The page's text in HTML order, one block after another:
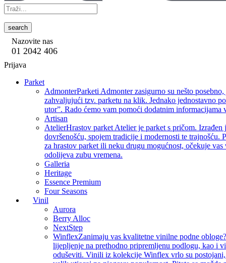
search
Nazovite nas
01 2042 406
Prijava
Parket
AdmonterParketi Admonter zasigurno su nešto
zahvaljujući tzv. parketu na klik. Jednako jednostavno
utor”. Rado ćemo vam pomoći dodatnim informacijama
Artisan
AtelierHrastov parket Atelier je parket s pričom.
dovršenošću, spojem tradicije i modernosti te
za hrastov parket ili neku drugu mogućnost, očekuje
odolijeva zubu vremena.
Galleria
Heritage
Essence Premium
Four Seasons
Vinil
Aurora
Berry Alloc
NextStep
WinflexZanimaju vas kvalitetne vinilne podne
lijepljenje na prethodno pripremljenu podlogu, kao i
oduševiti. Vinili iz kolekcije Winflex vrlo su postojani,